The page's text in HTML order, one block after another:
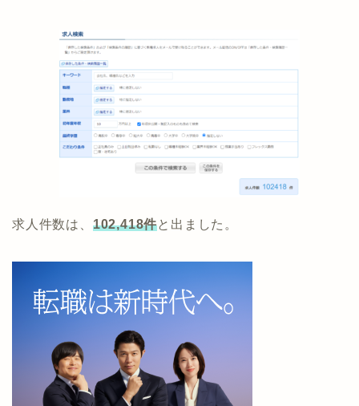
求人件数は、 102,418件と出ました。